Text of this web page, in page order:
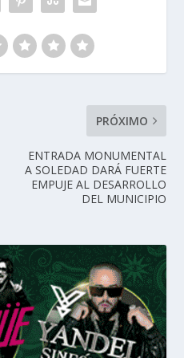
PRÓXIMO
ENTRADA MONUMENTAL
A SOLEDAD DARÁ FUERTE
EMPUJE AL DESARROLLO
DEL MUNICIPIO